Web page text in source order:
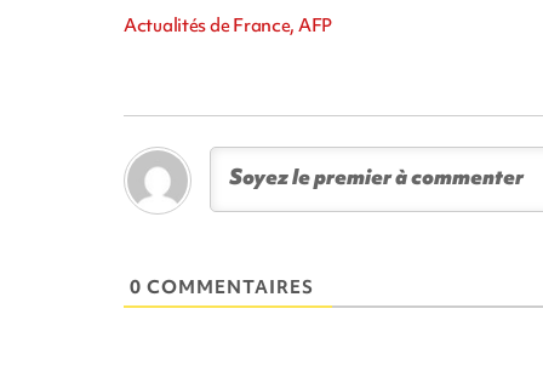
Actualités de France, AFP
0 COMMENTAIRES